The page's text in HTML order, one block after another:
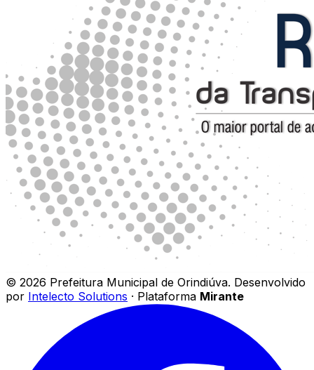
© 2026 Prefeitura Municipal de Orindiúva. Desenvolvido
por Intelecto Solutions · Plataforma Mirante